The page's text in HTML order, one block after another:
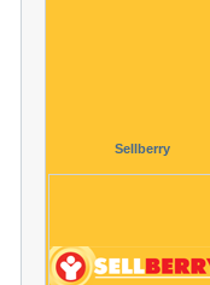
Sellberry